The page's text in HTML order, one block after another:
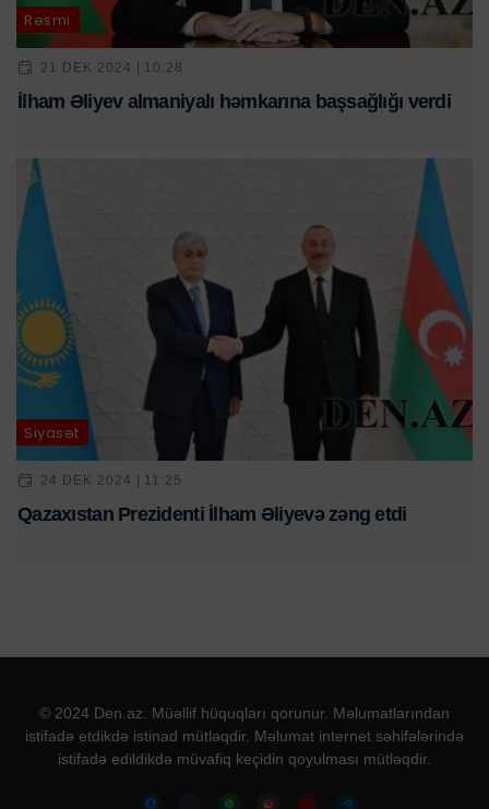
Rəsmi
21 DEK 2024 | 10:28
İlham Əliyev almaniyalı həmkarına başsağlığı verdi
Siyasət
24 DEK 2024 | 11:25
Qazaxıstan Prezidenti İlham Əliyevə zəng etdi
© 2024 Den.az. Müəllif hüquqları qorunur. Məlumatlarından
istifadə etdikdə istinad mütləqdir. Məlumat internet səhifələrində
istifadə edildikdə müvafiq keçidin qoyulması mütləqdir.